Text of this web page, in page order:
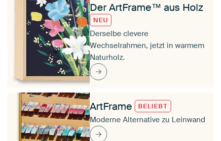
Der ArtFrame™ aus Holz
NEU
Derselbe clevere
Wechselrahmen, jetzt in warmem
Naturholz.
ArtFrame BELIEBT
Moderne Alternative zu Leinwand